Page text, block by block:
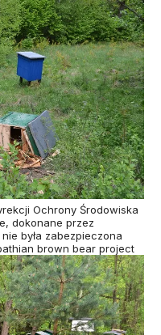
Ochrony Środowiska
dokonane przez
była zabezpieczona
brown bear project